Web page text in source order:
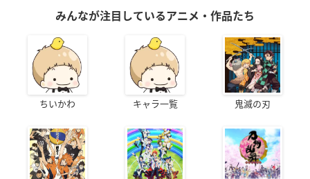
みんなが注目しているアニメ・作品たち
ちいかわ キャラ一覧 鬼滅の刃